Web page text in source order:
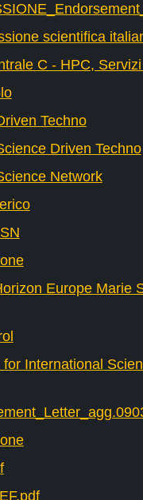
scientifica
C - HPC,
Techno
Driven Techno
Network
Europe Marie
International